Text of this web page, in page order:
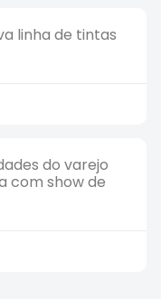
linha de tintas
do varejo
com show de